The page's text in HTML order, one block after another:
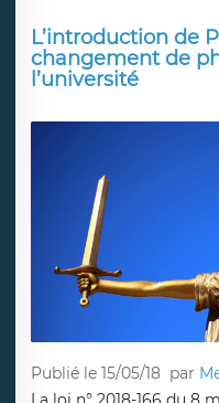
L’introduction de
changement de
l’université
Publié le 15/05/18 par